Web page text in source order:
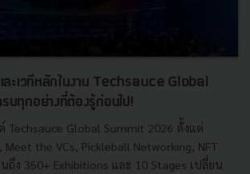
ละเวทีหลักในงาน Techsauce Global
ทุกอย่างที่ต้องรู้ก่อนไป!
Techsauce Global Summit 2026 ตั้งแต่
Meet the VCs, Pickleball Networking, NFT
ถึง 350+ Exhibitions และ 10 Stages เปลี่ยน